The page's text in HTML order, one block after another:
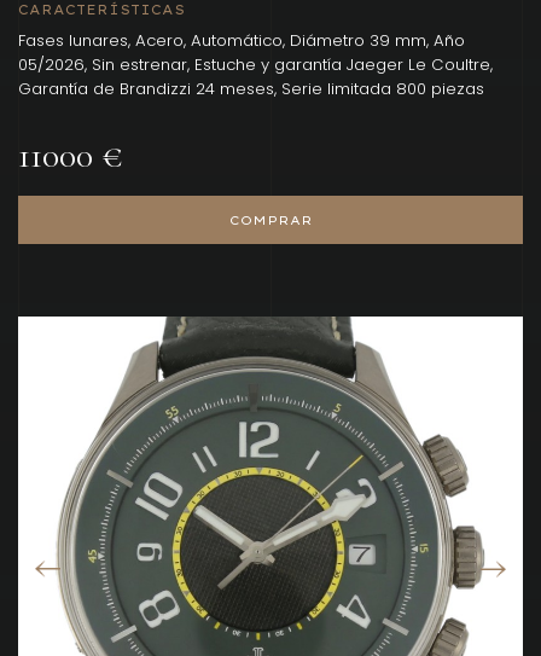
CARACTERÍSTICAS
Fases lunares, Acero, Automático, Diámetro 39 mm, Año
05/2026, Sin estrenar, Estuche y garantía Jaeger Le Coultre,
Garantía de Brandizzi 24 meses, Serie limitada 800 piezas
11000 €
COMPRAR